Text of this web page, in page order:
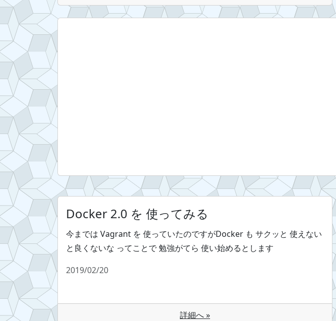
Docker 2.0 を 使ってみる
今までは Vagrant を 使っていたのですがDocker も サクッと 使えない
と良くないな ってことで 勉強がてら 使い始めるとします
2019/02/20
詳細へ »